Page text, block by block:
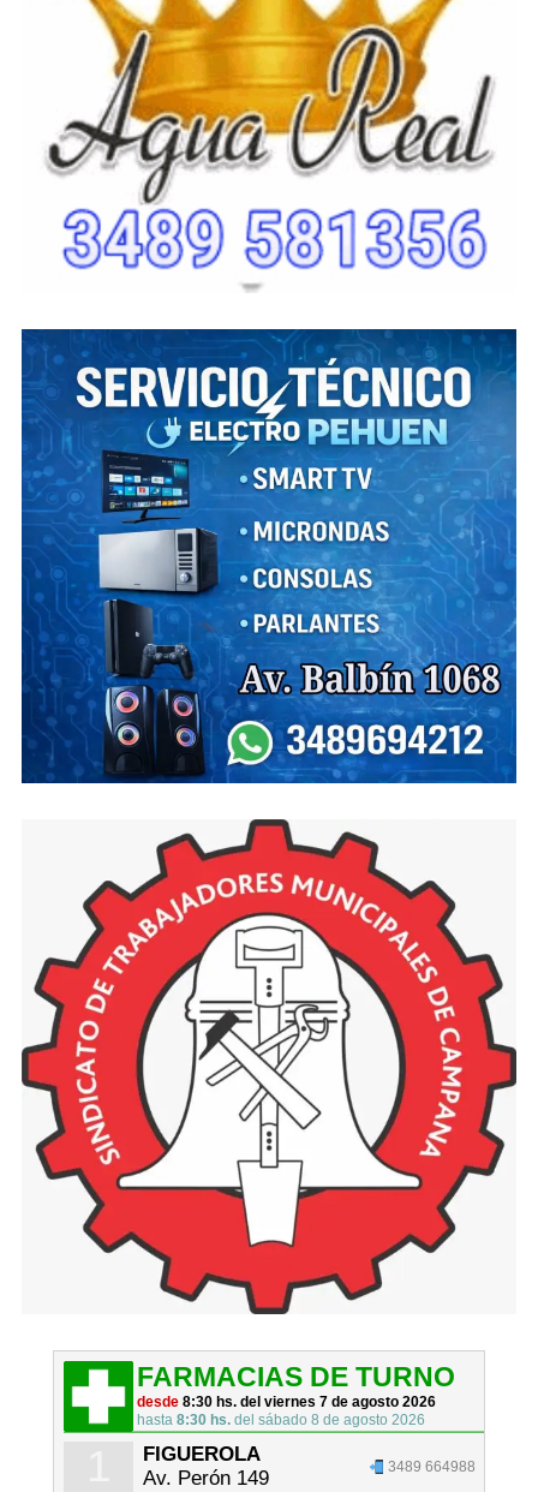
FARMACIAS DE TURNO
desde8:30 hs. del viernes 7 de agosto 2026
hasta8:30 hs. del sábado 8 de agosto 2026
FIGUEROLA
Av. Perón 149
3489 664988